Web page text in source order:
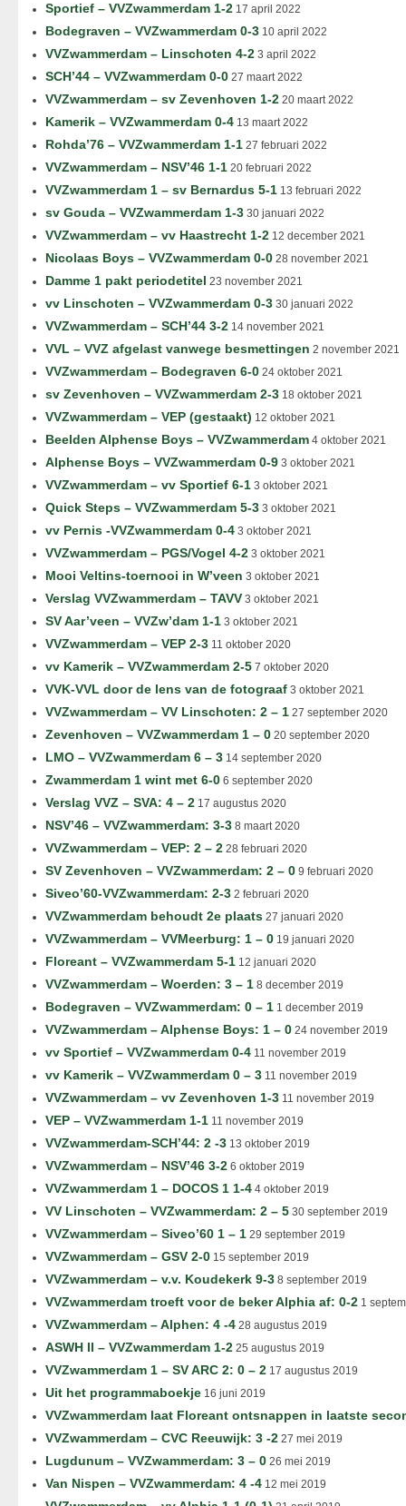
Sportief – VVZwammerdam 1-2 17 april 2022
Bodegraven – VVZwammerdam 0-3 10 april 2022
VVZwammerdam – Linschoten 4-2 3 april 2022
SCH’44 – VVZwammerdam 0-0 27 maart 2022
VVZwammerdam – sv Zevenhoven 1-2 20 maart 2022
Kamerik – VVZwammerdam 0-4 13 maart 2022
Rohda’76 – VVZwammerdam 1-1 27 februari 2022
VVZwammerdam – NSV’46 1-1 20 februari 2022
VVZwammerdam 1 – sv Bernardus 5-1 13 februari 2022
sv Gouda – VVZwammerdam 1-3 30 januari 2022
VVZwammerdam – vv Haastrecht 1-2 12 december 2021
Nicolaas Boys – VVZwammerdam 0-0 28 november 2021
Damme 1 pakt periodetitel 23 november 2021
vv Linschoten – VVZwammerdam 0-3 30 januari 2022
VVZwammerdam – SCH’44 3-2 14 november 2021
VVL – VVZ afgelast vanwege besmettingen 2 november 2021
VVZwammerdam – Bodegraven 6-0 24 oktober 2021
sv Zevenhoven – VVZwammerdam 2-3 18 oktober 2021
VVZwammerdam – VEP (gestaakt) 12 oktober 2021
Beelden Alphense Boys – VVZwammerdam 4 oktober 2021
Alphense Boys – VVZwammerdam 0-9 3 oktober 2021
VVZwammerdam – vv Sportief 6-1 3 oktober 2021
Quick Steps – VVZwammerdam 5-3 3 oktober 2021
vv Pernis -VVZwammerdam 0-4 3 oktober 2021
VVZwammerdam – PGS/Vogel 4-2 3 oktober 2021
Mooi Veltins-toernooi in W’veen 3 oktober 2021
Verslag VVZwammerdam – TAVV 3 oktober 2021
SV Aar’veen – VVZw’dam 1-1 3 oktober 2021
VVZwammerdam – VEP 2-3 11 oktober 2020
vv Kamerik – VVZwammerdam 2-5 7 oktober 2020
VVK-VVL door de lens van de fotograaf 3 oktober 2021
VVZwammerdam – VV Linschoten: 2 – 1 27 september 2020
Zevenhoven – VVZwammerdam 1 – 0 20 september 2020
LMO – VVZwammerdam 6 – 3 14 september 2020
Zwammerdam 1 wint met 6-0 6 september 2020
Verslag VVZ – SVA: 4 – 2 17 augustus 2020
NSV’46 – VVZwammerdam: 3-3 8 maart 2020
VVZwammerdam – VEP: 2 – 2 28 februari 2020
SV Zevenhoven – VVZwammerdam: 2 – 0 9 februari 2020
Siveo’60-VVZwammerdam: 2-3 2 februari 2020
VVZwammerdam behoudt 2e plaats 27 januari 2020
VVZwammerdam – VVMeerburg: 1 – 0 19 januari 2020
Floreant – VVZwammerdam 5-1 12 januari 2020
VVZwammerdam – Woerden: 3 – 1 8 december 2019
Bodegraven – VVZwammerdam: 0 – 1 1 december 2019
VVZwammerdam – Alphense Boys: 1 – 0 24 november 2019
vv Sportief – VVZwammerdam 0-4 11 november 2019
vv Kamerik – VVZwammerdam 0 – 3 11 november 2019
VVZwammerdam – vv Zevenhoven 1-3 11 november 2019
VEP – VVZwammerdam 1-1 11 november 2019
VVZwammerdam-SCH’44: 2 -3 13 oktober 2019
VVZwammerdam – NSV’46 3-2 6 oktober 2019
VVZwammerdam 1 – DOCOS 1 1-4 4 oktober 2019
VV Linschoten – VVZwammerdam: 2 – 5 30 september 2019
VVZwammerdam – Siveo’60 1 – 1 29 september 2019
VVZwammerdam – GSV 2-0 15 september 2019
VVZwammerdam – v.v. Koudekerk 9-3 8 september 2019
VVZwammerdam troeft voor de beker Alphia af: 0-2 1
VVZwammerdam – Alphen: 4 -4 28 augustus 2019
ASWH II – VVZwammerdam 1-2 25 augustus 2019
VVZwammerdam 1 – SV ARC 2: 0 – 2 17 augustus 2019
Uit het programmaboekje 16 juni 2019
VVZwammerdam laat Floreant ontsnappen in laatste
VVZwammerdam – CVC Reeuwijk: 3 -2 27 mei 2019
Lugdunum – VVZwammerdam: 3 – 0 26 mei 2019
Van Nispen – VVZwammerdam: 4 -4 12 mei 2019